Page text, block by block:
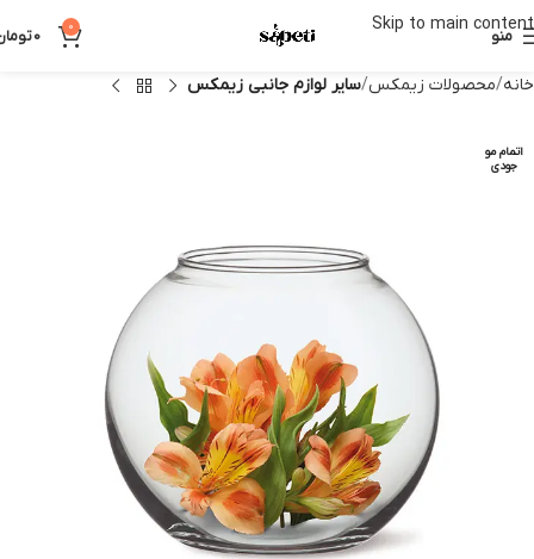
Skip to main content
منو 0
0
خانه محصولات زیمکس سایر لوازم جانبی زیمکس
اتمام مو
جودی